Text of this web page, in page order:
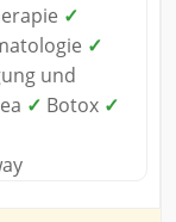
✓
✓
und
✓ Botox ✓